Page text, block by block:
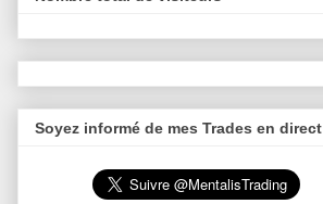
Soyez informé de mes Trades en direct